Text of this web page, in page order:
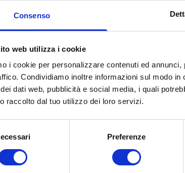
Consenso
web utilizza i cookie
i cookie per personalizzare contenuti ed
Condividiamo inoltre informazioni sul modo
dati web, pubblicità e social media, i quali
raccolto dal tuo utilizzo dei loro servizi.
Preferenze
di nascita (gg/mm/AAAA)*
fiscale*